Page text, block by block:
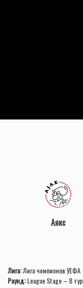
Аякс
Лига:Лига чемпионов УЕФА
Раунд:League Stage – 8 тур